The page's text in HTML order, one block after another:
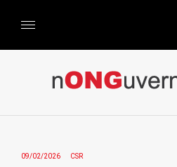
09/02/2026 CSR